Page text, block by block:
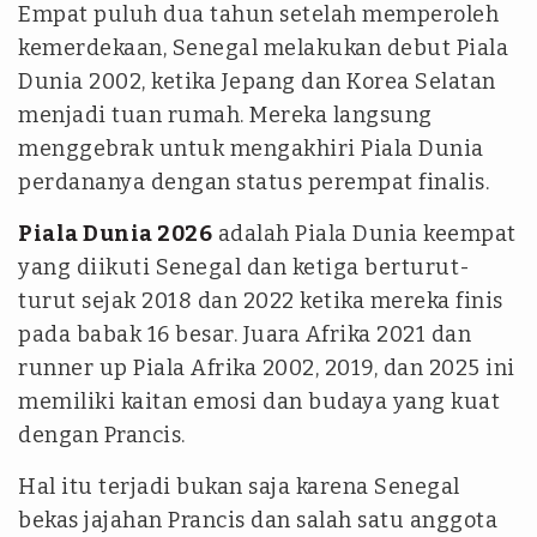
Empat puluh dua tahun setelah memperoleh
kemerdekaan, Senegal melakukan debut Piala
Dunia 2002, ketika Jepang dan Korea Selatan
menjadi tuan rumah. Mereka langsung
menggebrak untuk mengakhiri Piala Dunia
perdananya dengan status perempat finalis.
Piala Dunia 2026 adalah Piala Dunia keempat
yang diikuti Senegal dan ketiga berturut-
turut sejak 2018 dan 2022 ketika mereka finis
pada babak 16 besar. Juara Afrika 2021 dan
runner up Piala Afrika 2002, 2019, dan 2025 ini
memiliki kaitan emosi dan budaya yang kuat
dengan Prancis.
Hal itu terjadi bukan saja karena Senegal
bekas jajahan Prancis dan salah satu anggota